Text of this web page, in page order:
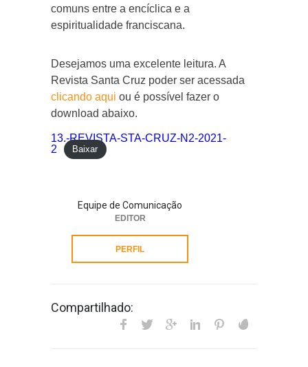
comuns entre a encíclica e a
espiritualidade franciscana.
Desejamos uma excelente leitura. A
Revista Santa Cruz poder ser acessada
clicando aqui ou é possível fazer o
download abaixo.
13.-REVISTA-STA-CRUZ-N2-2021-
2
Baixar
Equipe de Comunicação
EDITOR
PERFIL
Compartilhado: